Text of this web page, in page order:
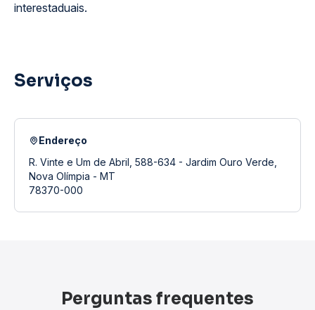
interestaduais.
Serviços
Endereço
R. Vinte e Um de Abril, 588-634 - Jardim Ouro Verde,
Nova Olímpia - MT
78370-000
Perguntas frequentes